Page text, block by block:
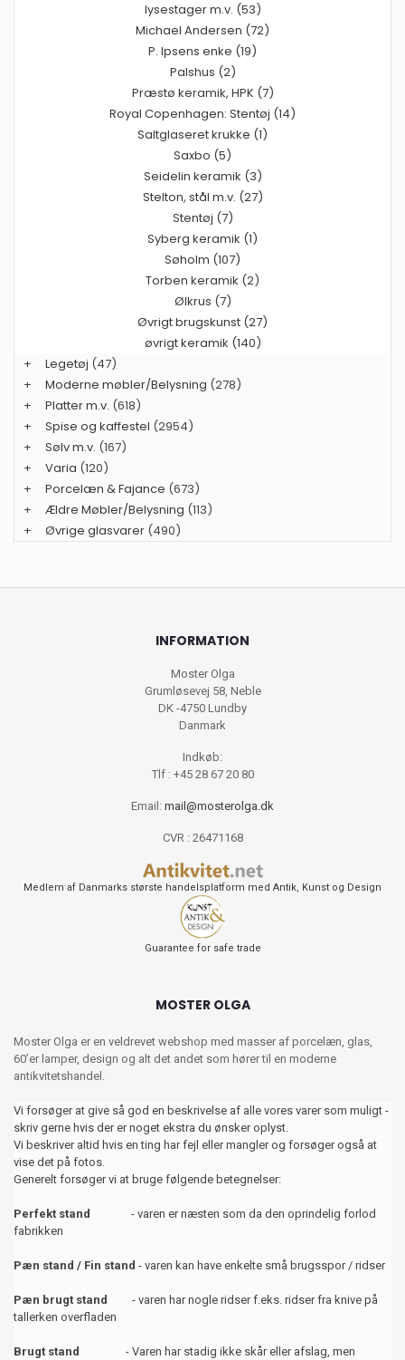
lysestager m.v. (53)
Michael Andersen (72)
P. Ipsens enke (19)
Palshus (2)
Præstø keramik, HPK (7)
Royal Copenhagen: Stentøj (14)
Saltglaseret krukke (1)
Saxbo (5)
Seidelin keramik (3)
Stelton, stål m.v. (27)
Stentøj (7)
Syberg keramik (1)
Søholm (107)
Torben keramik (2)
Ølkrus (7)
Øvrigt brugskunst (27)
øvrigt keramik (140)
+
Legetøj (47)
+
Moderne møbler/Belysning (278)
+
Platter m.v. (618)
+
Spise og kaffestel (2954)
+
Sølv m.v. (167)
+
Varia (120)
+
Porcelæn & Fajance (673)
+
Ældre Møbler/Belysning (113)
+
Øvrige glasvarer (490)
INFORMATION
Moster Olga
Grumløsevej 58, Neble
DK -4750 Lundby
Danmark
Indkøb:
Tlf : +45 28 67 20 80
Email: mail@mosterolga.dk
CVR : 26471168
Medlem af Danmarks største handelsplatform med Antik, Kunst og Design
Guarantee for safe trade
MOSTER OLGA
Moster Olga er en veldrevet webshop med masser af porcelæn, glas,
60’er lamper, design og alt det andet som hører til en moderne
antikvitetshandel.
Vi forsøger at give så god en beskrivelse af alle vores varer som muligt -
skriv gerne hvis der er noget ekstra du ønsker oplyst.
Vi beskriver altid hvis en ting har fejl eller mangler og forsøger også at
vise det på fotos.
Generelt forsøger vi at bruge følgende betegnelser:
Perfekt stand - varen er næsten som da den oprindelig forlod
fabrikken
Pæn stand / Fin stand - varen kan have enkelte små brugsspor / ridser
Pæn brugt stand
- varen har nogle ridser f.eks. ridser fra knive på
tallerken overfladen
Brugt stand
- Varen har stadig ikke skår eller afslag, men